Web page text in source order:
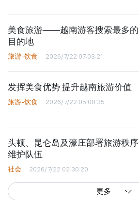
美食旅游——越南游客搜索最多的
目的地
旅游-饮食 2026/7/22 07:03:21
发挥美食优势 提升越南旅游价值
旅游-饮食 2026/7/22 05:00:35
头顿、昆仑岛及濠庄部署旅游秩序
维护队伍
社会 2026/7/22 02:30:20
更多